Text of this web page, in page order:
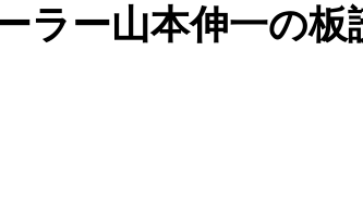
ラー山本伸一の